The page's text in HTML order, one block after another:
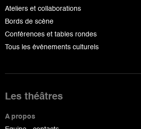
Ateliers et collaborations
Bords de scène
Conférences et tables rondes
Tous les événements culturels
Les théâtres
A propos